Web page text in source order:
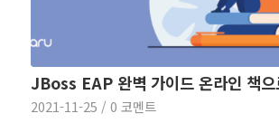
JBoss EAP 완벽 가이드 온라인 책으
2021-11-25 / 0 코멘트